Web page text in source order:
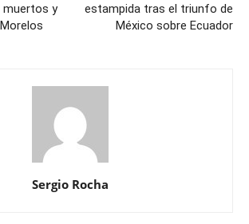
muertos y
estampida tras el triunfo de
México sobre Ecuador
Sergio Rocha